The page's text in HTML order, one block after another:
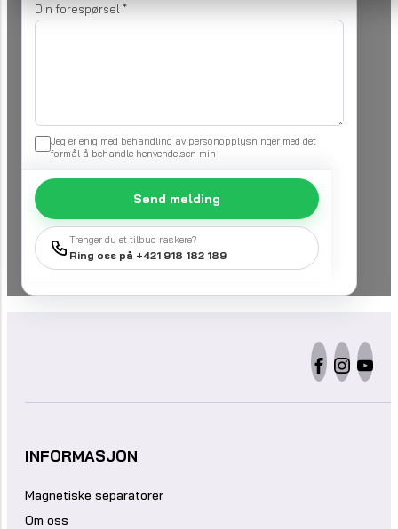
Din forespørsel *
Jeg er enig med behandling av personopplysninger med det
formål å behandle henvendelsen min
Send melding
Trenger du et tilbud raskere?
Ring oss på +421 918 182 189
INFORMASJON
Magnetiske separatorer
Om oss